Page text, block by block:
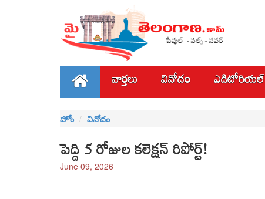
వార్తలు వినోదం ఎడిటోరియల్
హోం వినోదం
పెద్ది 5 రోజుల కలెక్షన్ రిపోర్ట్!
June 09, 2026